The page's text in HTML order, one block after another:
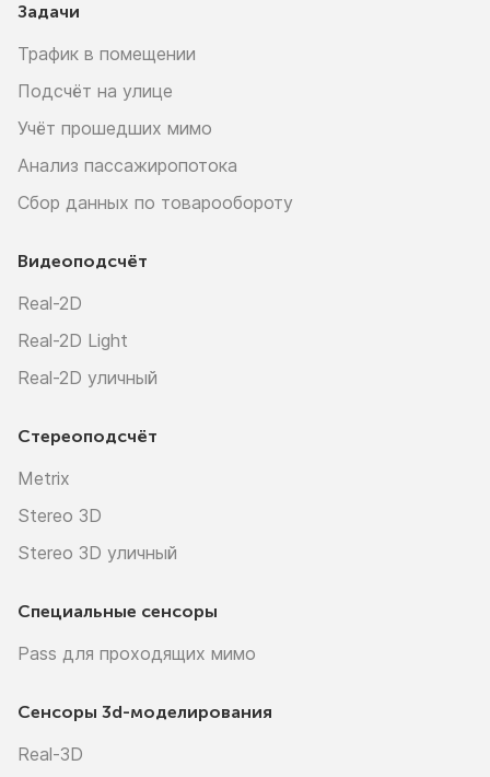
Задачи
Трафик в помещении
Подсчёт на улице
Учёт прошедших мимо
Анализ пассажиропотока
Сбор данных по товарообороту
Видеоподсчёт
Real-2D
Real-2D Light
Real-2D уличный
Стереоподсчёт
Metrix
Stereo 3D
Stereo 3D уличный
Специальные сенсоры
Pass для проходящих мимо
Сенсоры 3d-моделирования
Real-3D